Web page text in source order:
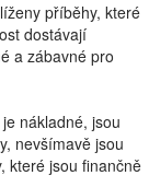
příběhy, které
dostávají
a zábavné pro
nákladné, jsou
nevšímavě jsou
které jsou finančně